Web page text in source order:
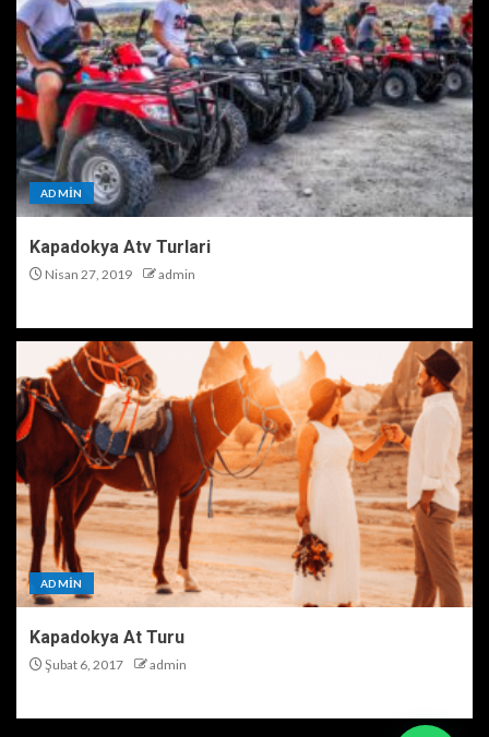
ADMIN
Kapadokya Atv Turlari
Nisan 27, 2019 admin
ADMIN
Kapadokya At Turu
Şubat 6, 2017 admin